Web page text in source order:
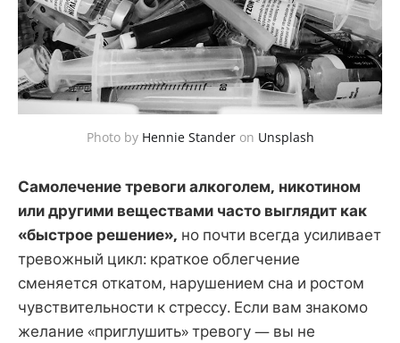
Photo by Hennie Standeron Unsplash
Самолечение тревоги алкоголем, никотином
или другими веществами часто выглядит как
«быстрое решение», но почти всегда усиливает
тревожный цикл: краткое облегчение
сменяется откатом, нарушением сна и ростом
чувствительности к стрессу. Если вам знакомо
желание «приглушить» тревогу — вы не